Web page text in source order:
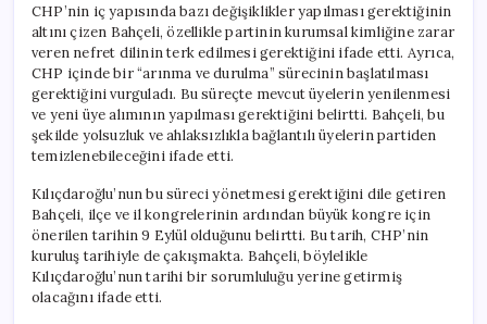
CHP’nin iç yapısında bazı değişiklikler yapılması gerektiğinin
altını çizen Bahçeli, özellikle partinin kurumsal kimliğine zarar
veren nefret dilinin terk edilmesi gerektiğini ifade etti. Ayrıca,
CHP içinde bir “arınma ve durulma” sürecinin başlatılması
gerektiğini vurguladı. Bu süreçte mevcut üyelerin yenilenmesi
ve yeni üye alımının yapılması gerektiğini belirtti. Bahçeli, bu
şekilde yolsuzluk ve ahlaksızlıkla bağlantılı üyelerin partiden
temizlenebileceğini ifade etti.
Kılıçdaroğlu’nun bu süreci yönetmesi gerektiğini dile getiren
Bahçeli, ilçe ve il kongrelerinin ardından büyük kongre için
önerilen tarihin 9 Eylül olduğunu belirtti. Bu tarih, CHP’nin
kuruluş tarihiyle de çakışmakta. Bahçeli, böylelikle
Kılıçdaroğlu’nun tarihi bir sorumluluğu yerine getirmiş
olacağını ifade etti.